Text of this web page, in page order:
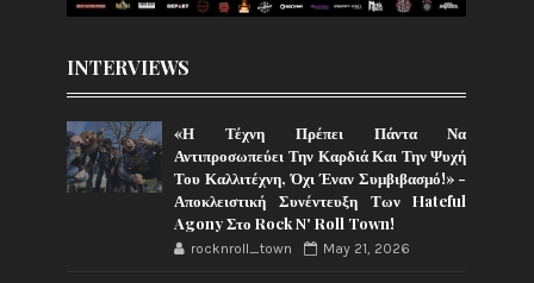
INTERVIEWS
«Η Τέχνη Πρέπει Πάντα Να
Αντιπροσωπεύει Την Καρδιά Και Την Ψυχή
Του Καλλιτέχνη, Όχι Έναν Συμβιβασμό!» -
Αποκλειστική Συνέντευξη Των Hateful
Agony Στο Rock N' Roll Town!
rocknroll_town May 21, 2026